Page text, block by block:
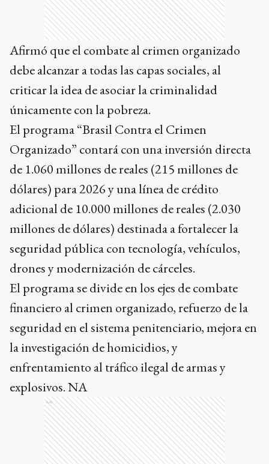
Afirmó que el combate al crimen organizado
debe alcanzar a todas las capas sociales, al
criticar la idea de asociar la criminalidad
únicamente con la pobreza.
El programa “Brasil Contra el Crimen
Organizado” contará con una inversión directa
de 1.060 millones de reales (215 millones de
dólares) para 2026 y una línea de crédito
adicional de 10.000 millones de reales (2.030
millones de dólares) destinada a fortalecer la
seguridad pública con tecnología, vehículos,
drones y modernización de cárceles.
El programa se divide en los ejes de combate
financiero al crimen organizado, refuerzo de la
seguridad en el sistema penitenciario, mejora en
la investigación de homicidios, y
enfrentamiento al tráfico ilegal de armas y
explosivos. NA
Ads